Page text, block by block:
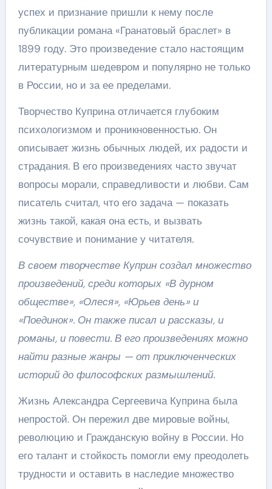
успех и признание пришли к нему после
публикации романа «Гранатовый браслет» в
1899 году. Это произведение стало настоящим
литературным шедевром и популярно не только
в России, но и за ее пределами.
Творчество Куприна отличается глубоким
психологизмом и проникновенностью. Он
описывает жизнь обычных людей, их радости и
страдания. В его произведениях часто звучат
вопросы морали, справедливости и любви. Сам
писатель считал, что его задача — показать
жизнь такой, какая она есть, и вызвать
сочувствие и понимание у читателя.
В своем творчестве Куприн создал множество
произведений, среди которых «В дурном
обществе», «Олеся», «Юрьев день» и
«Поединок». Он также писал и рассказы, и
романы, и повести. В его произведениях можно
найти разные жанры — от приключенческих
историй до философских размышлений.
Жизнь Александра Сергеевича Куприна была
непростой. Он пережил две мировые войны,
революцию и Гражданскую войну в России. Но
его талант и стойкость помогли ему преодолеть
трудности и оставить в наследие множество